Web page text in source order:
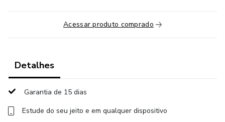
O Círculo te oferece ferramentas práticas, conversas reais
e um ambiente seguro para criar novos ritmos de vida com
apoio de outras mulheres.
É uma jornada de presença, propósito e autodescoberta.
Acessar produto comprado
Detalhes
Garantia de 15 dias
Estude do seu jeito e em qualquer dispositivo